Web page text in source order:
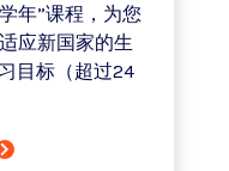
年”课程，为您
应新国家的生
目标（超过24